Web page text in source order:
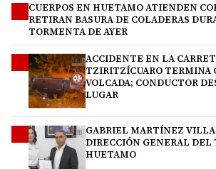
CUERPOS EN HUETAMO ATIENDEN
RETIRAN BASURA DE COLADERAS
TORMENTA DE AYER
ACCIDENTE EN LA
TZIRITZÍCUARO TERMINA
VOLCADA; CONDUCTOR
LUGAR
GABRIEL MARTÍNEZ
DIRECCIÓN GENERAL DEL
HUETAMO